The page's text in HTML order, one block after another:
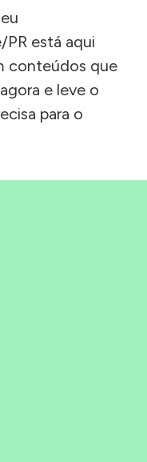
está aqui
conteúdos que
e leve o
para o